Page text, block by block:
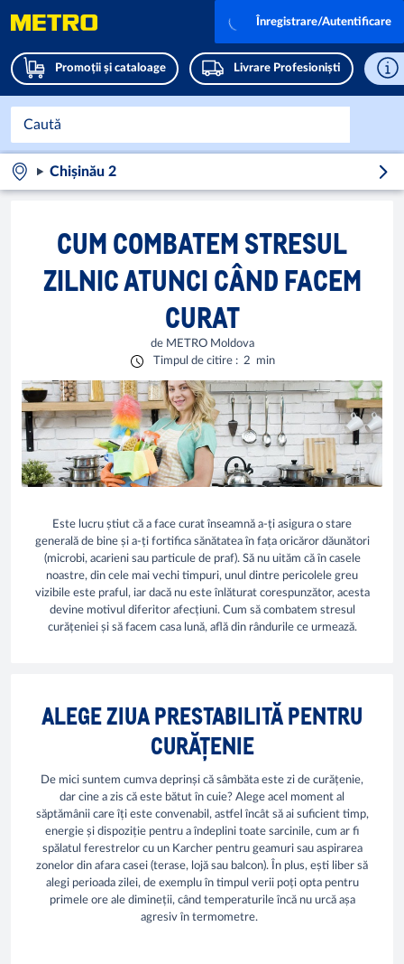
Promoții și cataloage Livrare Profesioniști
Înregistrare/Autentificare
Chișinău 2
CUM COMBATEM STRESUL
ZILNIC ATUNCI CÂND FACEM
CURAT
de METRO Moldova
Timpul de citire : 2 min
Este lucru știut că a face curat înseamnă a-ți asigura o stare
generală de bine și a-ți fortifica sănătatea în fața oricăror dăunători
(microbi, acarieni sau particule de praf). Să nu uităm că în casele
noastre, din cele mai vechi timpuri, unul dintre pericolele greu
vizibile este praful, iar dacă nu este înlăturat corespunzător, acesta
devine motivul diferitor afecțiuni. Cum să combatem stresul
curățeniei și să facem casa lună, află din rândurile ce urmează.
ALEGE ZIUA PRESTABILITĂ PENTRU
CURĂȚENIE
De mici suntem cumva deprinși că sâmbăta este zi de curățenie,
dar cine a zis că este bătut în cuie? Alege acel moment al
săptămânii care îți este convenabil, astfel încât să ai suficient timp,
energie și dispoziție pentru a îndeplini toate sarcinile, cum ar fi
spălatul ferestrelor cu un Karcher pentru geamuri sau aspirarea
zonelor din afara casei (terase, lojă sau balcon). În plus, ești liber să
alegi perioada zilei, de exemplu în timpul verii poți opta pentru
primele ore ale dimineții, când temperaturile încă nu urcă așa
agresiv în termometre.